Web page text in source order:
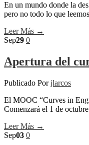
En un mundo donde la
pero no todo lo que
Leer Más →
Sep29 0
Apertura del
Publicado Porjlarcos
El MOOC “Curves in
Comenzará el 1 de
Leer Más →
Sep03 0